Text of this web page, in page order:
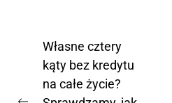
Własne cztery
kąty bez kredytu
na całe życie?